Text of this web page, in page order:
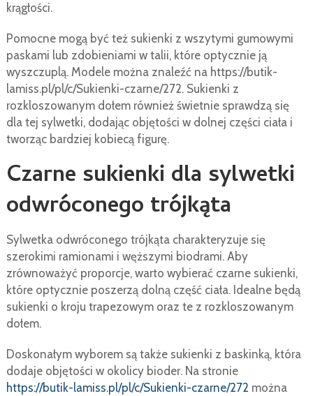
krągłości.
Pomocne mogą być też sukienki z wszytymi gumowymi
paskami lub zdobieniami w talii, które optycznie ją
wyszczuplą. Modele można znaleźć na https://butik-
lamiss.pl/pl/c/Sukienki-czarne/272. Sukienki z
rozkloszowanym dołem również świetnie sprawdzą się
dla tej sylwetki, dodając objętości w dolnej części ciała i
tworząc bardziej kobiecą figurę.
Czarne sukienki dla sylwetki
odwróconego trójkąta
Sylwetka odwróconego trójkąta charakteryzuje się
szerokimi ramionami i węższymi biodrami. Aby
zrównoważyć proporcje, warto wybierać czarne sukienki,
które optycznie poszerzą dolną część ciała. Idealne będą
sukienki o kroju trapezowym oraz te z rozkloszowanym
dołem.
Doskonałym wyborem są także sukienki z baskinką, która
dodaje objętości w okolicy bioder. Na stronie
https://butik-lamiss.pl/pl/c/Sukienki-czarne/272 można